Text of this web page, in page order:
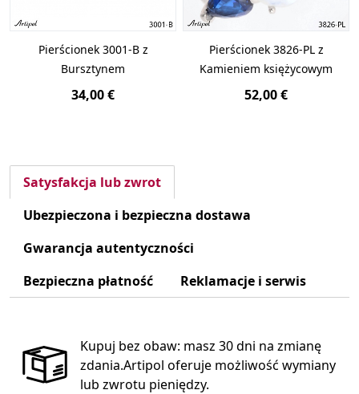
Pierścionek 3001-B z
Bursztynem
34,00 €
Pierścionek 3826-PL z
Kamieniem księżycowym
52,00 €
Satysfakcja lub zwrot
Ubezpieczona i bezpieczna dostawa
Gwarancja autentyczności
Bezpieczna płatność
Reklamacje i serwis
Kupuj bez obaw: masz 30 dni na zmianę
zdania.Artipol oferuje możliwość wymiany
lub zwrotu pieniędzy.